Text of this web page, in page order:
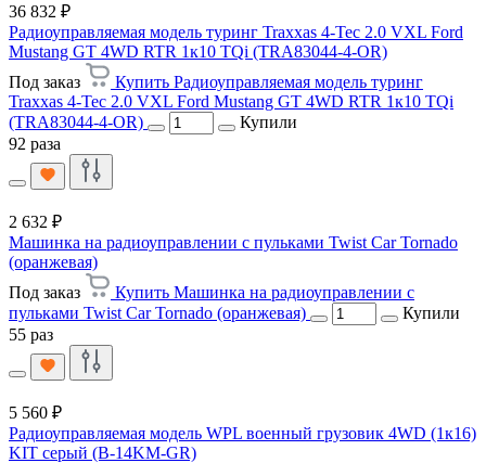
36 832 ₽
Радиоуправляемая модель туринг Traxxas 4-Tec 2.0 VXL Ford
Mustang GT 4WD RTR 1к10 TQi (TRA83044-4-OR)
Под заказ
Купить Радиоуправляемая модель туринг
Traxxas 4-Tec 2.0 VXL Ford Mustang GT 4WD RTR 1к10 TQi
(TRA83044-4-OR)
Купили
92 раза
2 632 ₽
Машинка на радиоуправлении с пульками Twist Car Tornado
(оранжевая)
Под заказ
Купить Машинка на радиоуправлении с
пульками Twist Car Tornado (оранжевая)
Купили
55 раз
5 560 ₽
Радиоуправляемая модель WPL военный грузовик 4WD (1к16)
KIT серый (B-14KM-GR)